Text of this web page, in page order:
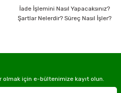
İade İşlemini Nasıl Yapacaksınız?
Şartlar Nelerdir? Süreç Nasıl İşler?
için e-bültenimize kayıt olun.